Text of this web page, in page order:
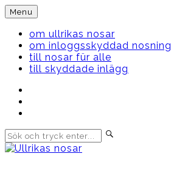
Skip
to
content
Menu
om ullrikas nosar
om inloggsskyddad nosning
till nosar für alle
till skyddade inlägg